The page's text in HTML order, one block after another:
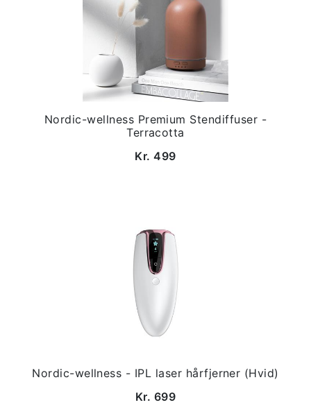
Nordic-wellness Premium Stendiffuser -
Terracotta
Kr. 499
Nordic-wellness - IPL laser hårfjerner (Hvid)
Kr. 699